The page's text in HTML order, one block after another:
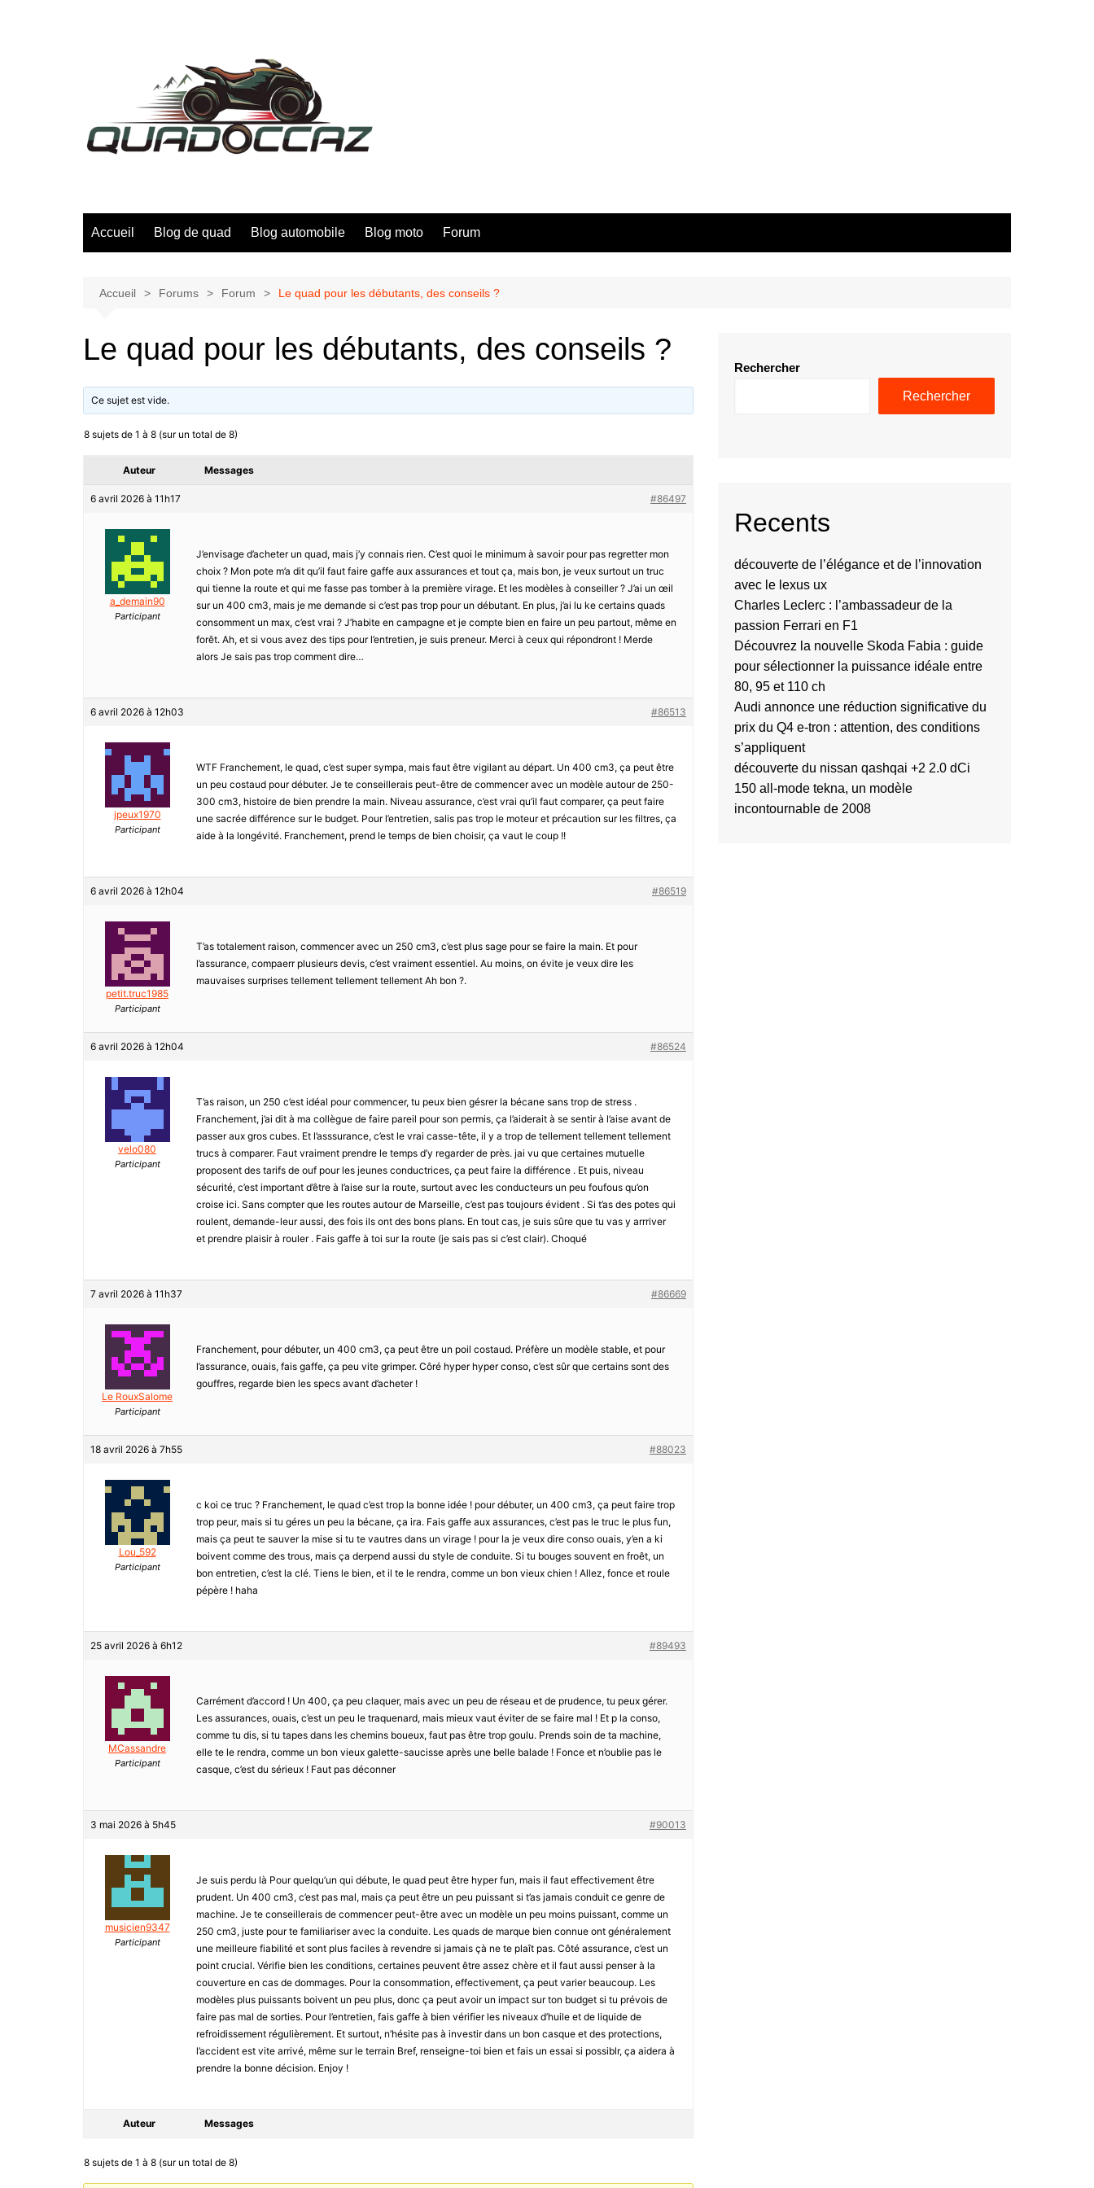
Accueil Blog de quad Blog automobile Blog moto Forum
Accueil Forums Forum Le quad pour les débutants, des conseils ?
Le quad pour les débutants, des conseils ?
Ce sujet est vide.
8 sujets de 1 à 8 (sur un total de 8)
Auteur Messages
6 avril 2026 à 11h17 #86497
a_demain90
Participant
J’envisage d’acheter un quad, mais j’y connais rien. C’est quoi le minimum à savoir pour pas regretter mon
choix ? Mon pote m’a dit qu’il faut faire gaffe aux assurances et tout ça, mais bon, je veux surtout un truc
qui tienne la route et qui me fasse pas tomber à la première virage. Et les modèles à conseiller ? J’ai un œil
sur un 400 cm3, mais je me demande si c’est pas trop pour un débutant. En plus, j’ai lu ke certains quads
consomment un max, c’est vrai ? J’habite en campagne et je compte bien en faire un peu partout, même en
forêt. Ah, et si vous avez des tips pour l’entretien, je suis preneur. Merci à ceux qui répondront ! Merde
alors Je sais pas trop comment dire…
6 avril 2026 à 12h03 #86513
jpeux1970
Participant
WTF Franchement, le quad, c’est super sympa, mais faut être vigilant au départ. Un 400 cm3, ça peut être
un peu costaud pour débuter. Je te conseillerais peut-être de commencer avec un modèle autour de 250-
300 cm3, histoire de bien prendre la main. Niveau assurance, c’est vrai qu’il faut comparer, ça peut faire
une sacrée différence sur le budget. Pour l’entretien, salis pas trop le moteur et précaution sur les filtres, ça
aide à la longévité. Franchement, prend le temps de bien choisir, ça vaut le coup !!
6 avril 2026 à 12h04 #86519
petit.truc1985
Participant
T’as totalement raison, commencer avec un 250 cm3, c’est plus sage pour se faire la main. Et pour
l’assurance, compaerr plusieurs devis, c’est vraiment essentiel. Au moins, on évite je veux dire les
mauvaises surprises tellement tellement tellement Ah bon ?.
6 avril 2026 à 12h04 #86524
velo080
Participant
T’as raison, un 250 c’est idéal pour commencer, tu peux bien gésrer la bécane sans trop de stress .
Franchement, j’ai dit à ma collègue de faire pareil pour son permis, ça l’aiderait à se sentir à l’aise avant de
passer aux gros cubes. Et l’asssurance, c’est le vrai casse-tête, il y a trop de tellement tellement tellement
trucs à comparer. Faut vraiment prendre le temps d’y regarder de près. jai vu que certaines mutuelle
proposent des tarifs de ouf pour les jeunes conductrices, ça peut faire la différence . Et puis, niveau
sécurité, c’est important d’être à l’aise sur la route, surtout avec les conducteurs un peu foufous qu’on
croise ici. Sans compter que les routes autour de Marseille, c’est pas toujours évident . Si t’as des potes qui
roulent, demande-leur aussi, des fois ils ont des bons plans. En tout cas, je suis sûre que tu vas y arrriver
et prendre plaisir à rouler . Fais gaffe à toi sur la route (je sais pas si c’est clair). Choqué
7 avril 2026 à 11h37 #86669
Le RouxSalome
Participant
Franchement, pour débuter, un 400 cm3, ça peut être un poil costaud. Préfère un modèle stable, et pour
l’assurance, ouais, fais gaffe, ça peu vite grimper. Côré hyper hyper conso, c’est sûr que certains sont des
gouffres, regarde bien les specs avant d’acheter !
18 avril 2026 à 7h55 #88023
Lou_592
Participant
c koi ce truc ? Franchement, le quad c’est trop la bonne idée ! pour débuter, un 400 cm3, ça peut faire trop
trop peur, mais si tu géres un peu la bécane, ça ira. Fais gaffe aux assurances, c’est pas le truc le plus fun,
mais ça peut te sauver la mise si tu te vautres dans un virage ! pour la je veux dire conso ouais, y’en a ki
boivent comme des trous, mais ça derpend aussi du style de conduite. Si tu bouges souvent en froêt, un
bon entretien, c’est la clé. Tiens le bien, et il te le rendra, comme un bon vieux chien ! Allez, fonce et roule
pépère ! haha
25 avril 2026 à 6h12 #89493
MCassandre
Participant
Carrément d’accord ! Un 400, ça peu claquer, mais avec un peu de réseau et de prudence, tu peux gérer.
Les assurances, ouais, c’est un peu le traquenard, mais mieux vaut éviter de se faire mal ! Et p la conso,
comme tu dis, si tu tapes dans les chemins boueux, faut pas être trop goulu. Prends soin de ta machine,
elle te le rendra, comme un bon vieux galette-saucisse après une belle balade ! Fonce et n’oublie pas le
casque, c’est du sérieux ! Faut pas déconner
3 mai 2026 à 5h45 #90013
musicien9347
Participant
Je suis perdu là Pour quelqu’un qui débute, le quad peut être hyper fun, mais il faut effectivement être
prudent. Un 400 cm3, c’est pas mal, mais ça peut être un peu puissant si t’as jamais conduit ce genre de
machine. Je te conseillerais de commencer peut-être avec un modèle un peu moins puissant, comme un
250 cm3, juste pour te familiariser avec la conduite. Les quads de marque bien connue ont généralement
une meilleure fiabilité et sont plus faciles à revendre si jamais çà ne te plaît pas. Côté assurance, c’est un
point crucial. Vérifie bien les conditions, certaines peuvent être assez chère et il faut aussi penser à la
couverture en cas de dommages. Pour la consommation, effectivement, ça peut varier beaucoup. Les
modèles plus puissants boivent un peu plus, donc ça peut avoir un impact sur ton budget si tu prévois de
faire pas mal de sorties. Pour l’entretien, fais gaffe à bien vérifier les niveaux d’huile et de liquide de
refroidissement régulièrement. Et surtout, n’hésite pas à investir dans un bon casque et des protections,
l’accident est vite arrivé, même sur le terrain Bref, renseigne-toi bien et fais un essai si possiblr, ça aidera à
prendre la bonne décision. Enjoy !
Auteur Messages
8 sujets de 1 à 8 (sur un total de 8)
Rechercher
Rechercher
Recents
découverte de l’élégance et de l’innovation
avec le lexus ux
Charles Leclerc : l’ambassadeur de la
passion Ferrari en F1
Découvrez la nouvelle Skoda Fabia : guide
pour sélectionner la puissance idéale entre
80, 95 et 110 ch
Audi annonce une réduction significative du
prix du Q4 e-tron : attention, des conditions
s’appliquent
découverte du nissan qashqai +2 2.0 dCi
150 all-mode tekna, un modèle
incontournable de 2008